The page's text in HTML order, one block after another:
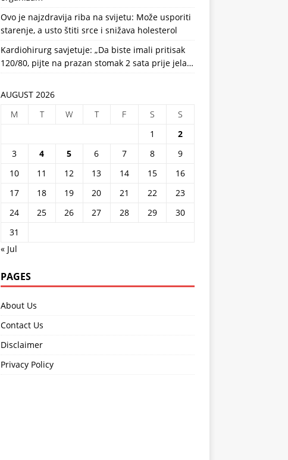
Ovo je najzdravija riba na svijetu: Može usporiti
starenje, a usto štiti srce i snižava holesterol
Kardiohirurg savjetuje: „Da biste imali pritisak
120/80, pijte na prazan stomak 2 sata prije jela…
AUGUST 2026
M
T W T F S
S
1
2
3
4 5 6 7 8
9
10
11 12 13 14 15
16
17
18 19 20 21 22
23
24
25 26 27 28 29
30
31
« Jul
PAGES
About Us
Contact Us
Disclaimer
Privacy Policy